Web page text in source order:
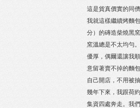
這是貨真價實的同
我就這樣繼續烤麵
分）的磚造柴燒黑
窯溫總是不太均勻
優厚，偶爾還讓我
意留著賣不掉的麵
自己開店，不用被
幾年下來，我跟荷
集資四處奔走。我